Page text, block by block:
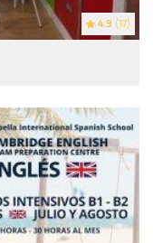
4.9 (17)